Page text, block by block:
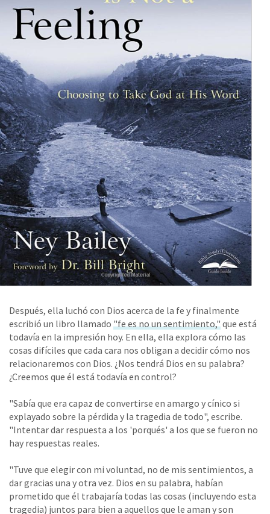
Después, ella luchó con Dios acerca de la fe y finalmente
escribió un libro llamado "fe es no un sentimiento,"que está
todavía en la impresión hoy. En ella, ella explora cómo las
cosas difíciles que cada cara nos obligan a decidir cómo nos
relacionaremos con Dios. ¿Nos tendrá Dios en su palabra?
¿Creemos que él está todavía en control?
"Sabía que era capaz de convertirse en amargo y cínico si
explayado sobre la pérdida y la tragedia de todo", escribe.
"Intentar dar respuesta a los 'porqués' a los que se fueron no
hay respuestas reales.
"Tuve que elegir con mi voluntad, no de mis sentimientos, a
dar gracias una y otra vez. Dios en su palabra, habían
prometido que él trabajaría todas las cosas (incluyendo esta
tragedia) juntos para bien a aquellos que le aman y son